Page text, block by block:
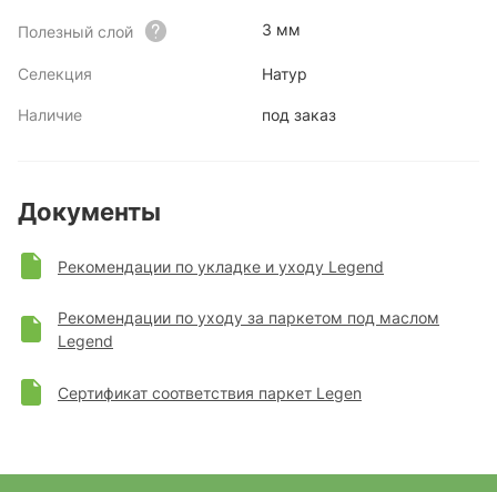
Полезный слой 3 мм
Селекция Натур
Наличие под заказ
Документы
Рекомендации по укладке и уходу Legend
Рекомендации по уходу за паркетом под маслом
Legend
Сертификат соответствия паркет Legen